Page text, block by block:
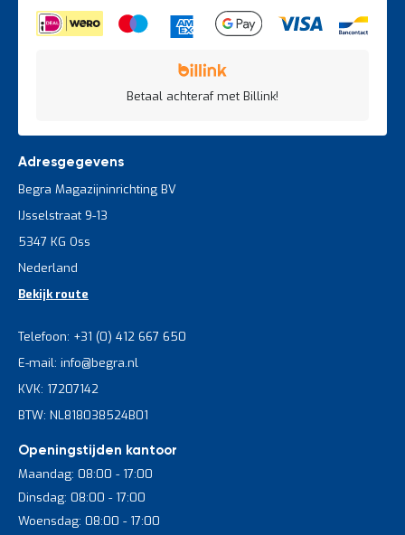
Betaal achteraf met Billink!
Adresgegevens
Begra Magazijninrichting BV
IJsselstraat 9-13
5347 KG Oss
Nederland
Bekijk route
Telefoon: +31 (0) 412 667 650
E-mail: info@begra.nl
KVK: 17207142
BTW: NL818038524B01
Openingstijden kantoor
Maandag: 08:00 - 17:00
Dinsdag: 08:00 - 17:00
Woensdag: 08:00 - 17:00